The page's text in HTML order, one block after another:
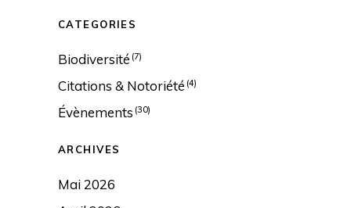
CATEGORIES
Biodiversité (7)
Citations & Notoriété (4)
Évènements (30)
ARCHIVES
Mai 2026